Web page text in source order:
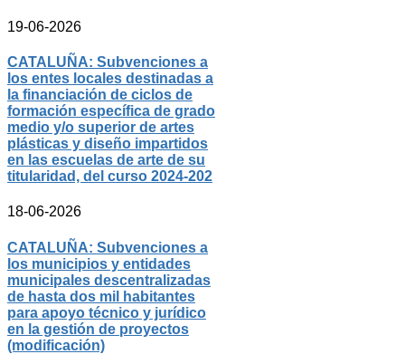
19-06-2026
CATALUÑA: Subvenciones a
los entes locales destinadas a
la financiación de ciclos de
formación específica de grado
medio y/o superior de artes
plásticas y diseño impartidos
en las escuelas de arte de su
titularidad, del curso 2024-202
18-06-2026
CATALUÑA: Subvenciones a
los municipios y entidades
municipales descentralizadas
de hasta dos mil habitantes
para apoyo técnico y jurídico
en la gestión de proyectos
(modificación)